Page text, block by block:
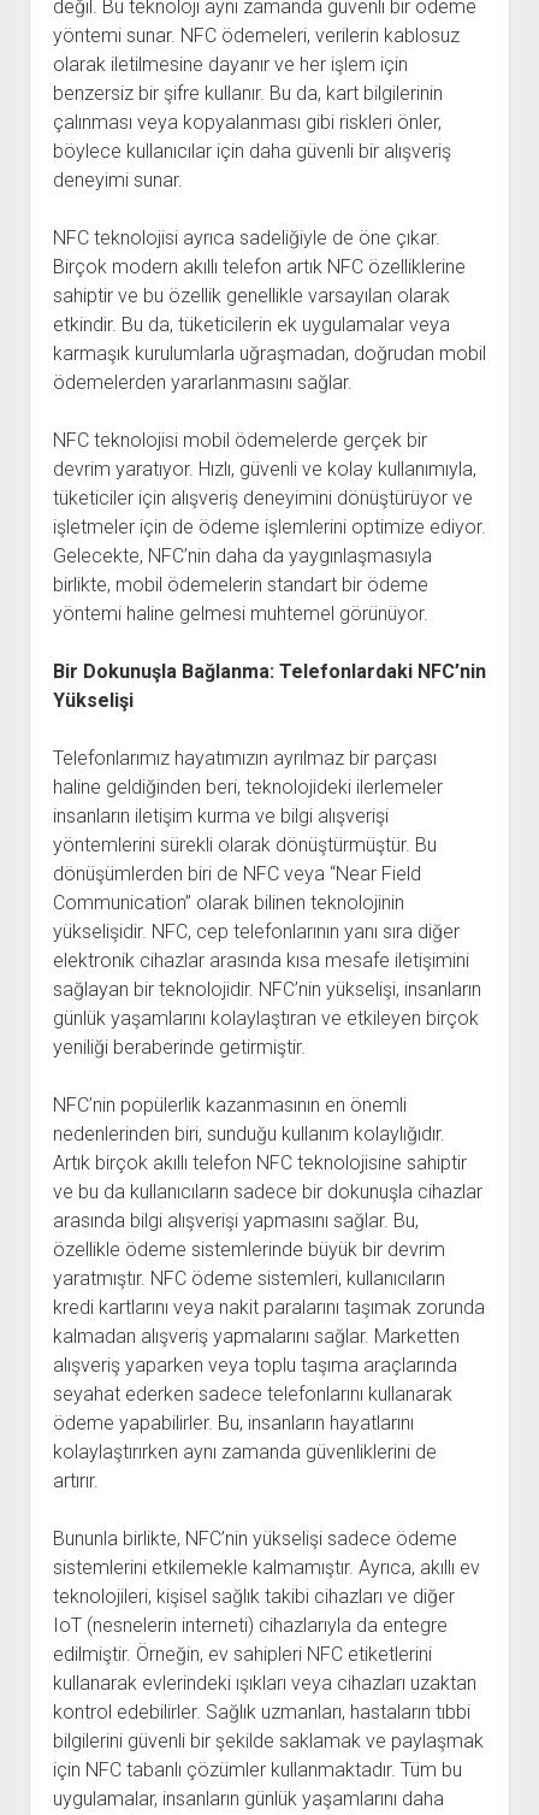
değil. Bu teknoloji aynı zamanda güvenli bir ödeme
yöntemi sunar. NFC ödemeleri, verilerin kablosuz
olarak iletilmesine dayanır ve her işlem için
benzersiz bir şifre kullanır. Bu da, kart bilgilerinin
çalınması veya kopyalanması gibi riskleri önler,
böylece kullanıcılar için daha güvenli bir alışveriş
deneyimi sunar.
NFC teknolojisi ayrıca sadeliğiyle de öne çıkar.
Birçok modern akıllı telefon artık NFC özelliklerine
sahiptir ve bu özellik genellikle varsayılan olarak
etkindir. Bu da, tüketicilerin ek uygulamalar veya
karmaşık kurulumlarla uğraşmadan, doğrudan mobil
ödemelerden yararlanmasını sağlar.
NFC teknolojisi mobil ödemelerde gerçek bir
devrim yaratıyor. Hızlı, güvenli ve kolay kullanımıyla,
tüketiciler için alışveriş deneyimini dönüştürüyor ve
işletmeler için de ödeme işlemlerini optimize ediyor.
Gelecekte, NFC’nin daha da yaygınlaşmasıyla
birlikte, mobil ödemelerin standart bir ödeme
yöntemi haline gelmesi muhtemel görünüyor.
Bir Dokunuşla Bağlanma: Telefonlardaki NFC’nin
Yükselişi
Telefonlarımız hayatımızın ayrılmaz bir parçası
haline geldiğinden beri, teknolojideki ilerlemeler
insanların iletişim kurma ve bilgi alışverişi
yöntemlerini sürekli olarak dönüştürmüştür. Bu
dönüşümlerden biri de NFC veya “Near Field
Communication” olarak bilinen teknolojinin
yükselişidir. NFC, cep telefonlarının yanı sıra diğer
elektronik cihazlar arasında kısa mesafe iletişimini
sağlayan bir teknolojidir. NFC’nin yükselişi, insanların
günlük yaşamlarını kolaylaştıran ve etkileyen birçok
yeniliği beraberinde getirmiştir.
NFC’nin popülerlik kazanmasının en önemli
nedenlerinden biri, sunduğu kullanım kolaylığıdır.
Artık birçok akıllı telefon NFC teknolojisine sahiptir
ve bu da kullanıcıların sadece bir dokunuşla cihazlar
arasında bilgi alışverişi yapmasını sağlar. Bu,
özellikle ödeme sistemlerinde büyük bir devrim
yaratmıştır. NFC ödeme sistemleri, kullanıcıların
kredi kartlarını veya nakit paralarını taşımak zorunda
kalmadan alışveriş yapmalarını sağlar. Marketten
alışveriş yaparken veya toplu taşıma araçlarında
seyahat ederken sadece telefonlarını kullanarak
ödeme yapabilirler. Bu, insanların hayatlarını
kolaylaştırırken aynı zamanda güvenliklerini de
artırır.
Bununla birlikte, NFC’nin yükselişi sadece ödeme
sistemlerini etkilemekle kalmamıştır. Ayrıca, akıllı ev
teknolojileri, kişisel sağlık takibi cihazları ve diğer
IoT (nesnelerin interneti) cihazlarıyla da entegre
edilmiştir. Örneğin, ev sahipleri NFC etiketlerini
kullanarak evlerindeki ışıkları veya cihazları uzaktan
kontrol edebilirler. Sağlık uzmanları, hastaların tıbbi
bilgilerini güvenli bir şekilde saklamak ve paylaşmak
için NFC tabanlı çözümler kullanmaktadır. Tüm bu
uygulamalar, insanların günlük yaşamlarını daha